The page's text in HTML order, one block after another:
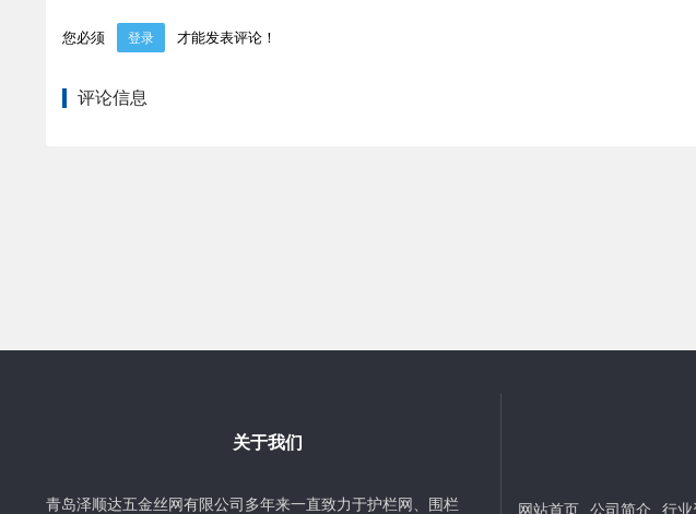
您必须 登录 才能发表评论！
评论信息
关于我们
青岛泽顺达五金丝网有限公司多年来一直致力于护栏网、围栏
网站首页 公司简介 行